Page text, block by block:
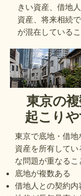
きい資産、借地
資産、将来相続
が混在している
東京の
起こり
東京で底地・借
資産を所有してい
な問題が重なるこ
底地が複数ある
借地人との契約内